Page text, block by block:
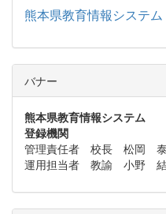
熊本県教育情報システム
バナー
熊本県教育情報システム
登録機関
管理責任者 校長 松岡
運用担当者 教諭 小野